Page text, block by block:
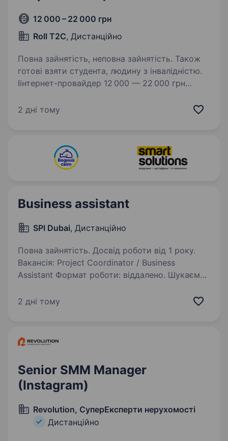
12 000 – 22 000 грн
Roll T2C, Дистанційно
Повна зайнятість, неповна зайнятість. Також
готові взяти студента, людину з інвалідністю.
Іінтернет-провайдер 12 000 — 22 000 грн
0992687866 Повна зайнятість, неповна
Чесність Доброзичливість…
2 дні тому
Business assistant
SPI Dubai, Дистанційно
Повна зайнятість. Досвід роботи від 1 року.
Вакансія: Project Coordinator / Business
Assistant Формат роботи: віддалено. Шукаємо
проєкту; — координувати робочі процеси; —
2 дні тому
Senior SMM Manager
(Instagram)
Revolution, СуперЕксперти нерухомості
Дистанційно